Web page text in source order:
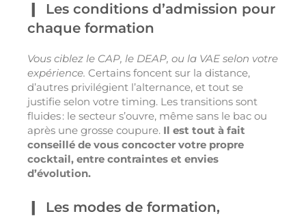
Les conditions d’admission pour
chaque formation
Vous ciblez le CAP, le DEAP, ou la VAE selon votre
expérience. Certains foncent sur la distance,
d’autres privilégient l’alternance, et tout se
justifie selon votre timing. Les transitions sont
fluides : le secteur s’ouvre, même sans le bac ou
après une grosse coupure. Il est tout à fait
conseillé de vous concocter votre propre
cocktail, entre contraintes et envies
d’évolution.
Les modes de formation,